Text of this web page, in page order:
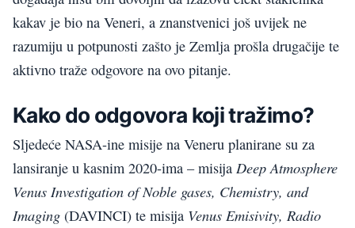
kakav je bio na Veneri, a znanstvenici još uvijek ne
razumiju u potpunosti zašto je Zemlja prošla drugačije te
aktivno traže odgovore na ovo pitanje.
Kako do odgovora koji tražimo?
Sljedeće NASA-ine misije na Veneru planirane su za
lansiranje u kasnim 2020-ima – misija Deep Atmosphere
Venus Investigation of Noble gases, Chemistry, and
Imaging (DAVINCI) te misija Venus Emisivity, Radio